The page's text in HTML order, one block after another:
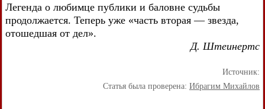
Легенда о любимце публики и баловне судьбы
продолжается. Теперь уже «часть вторая — звезда,
отошедшая от дел».
Д. Штеинертс
Источник:
Статья была проверена: Ибрагим Михайлов